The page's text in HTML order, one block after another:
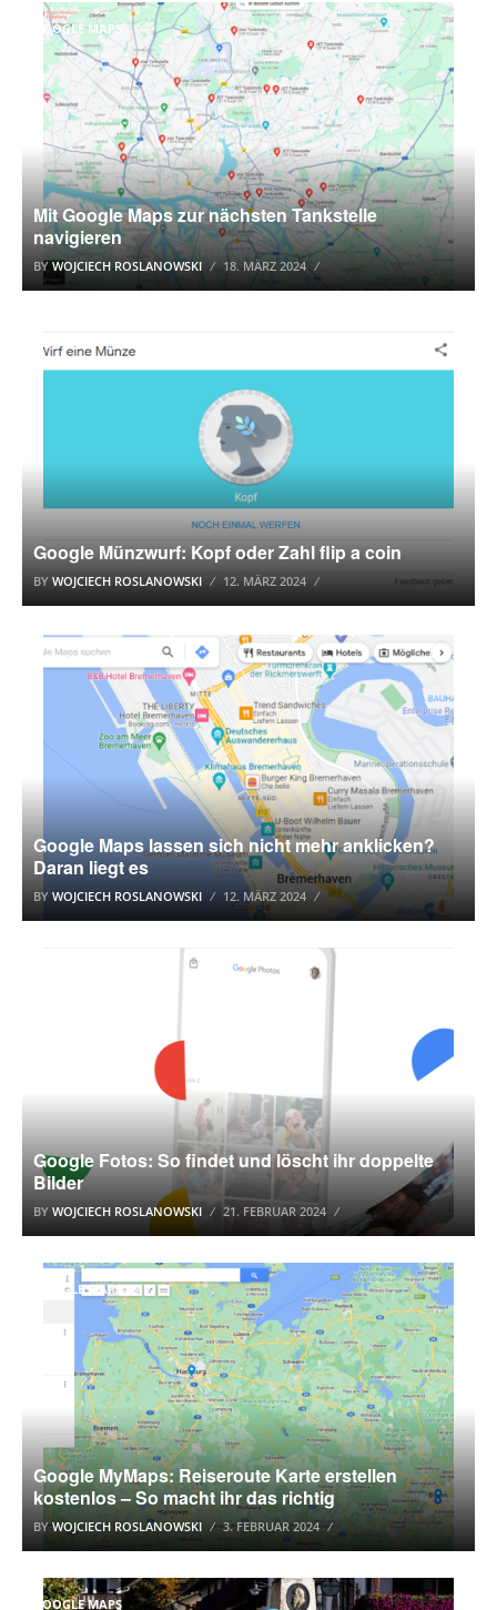
GOOGLE MAPS
Mit Google Maps zur nächsten Tankstelle
navigieren
BYWOJCIECH ROSLANOWSKI 18. MÄRZ 2024
GOOGLE
Google Münzwurf: Kopf oder Zahl flip a coin
BY WOJCIECH ROSLANOWSKI 12. MÄRZ 2024
GOOGLE MAPS
Google Maps lassen sich nicht mehr anklicken?
Daran liegt es
BY WOJCIECH ROSLANOWSKI 12. MÄRZ 2024
Google Fotos: So findet und löscht ihr doppelte
Bilder
BY WOJCIECH ROSLANOWSKI 21. FEBRUAR 2024
GOOGLE MAPS
Google MyMaps: Reiseroute Karte erstellen
kostenlos – So macht ihr das richtig
BYWOJCIECH ROSLANOWSKI 3. FEBRUAR 2024
GOOGLE MAPS